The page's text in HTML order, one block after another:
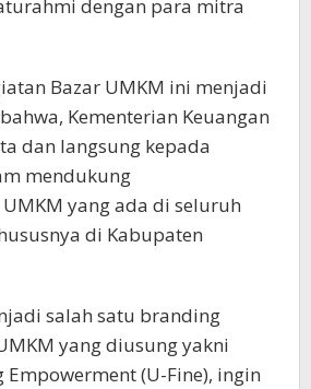
dengan para mitra
Bazar UMKM ini menjadi
Kementerian Keuangan
dan langsung kepada
mendukung
yang ada di seluruh
di Kabupaten
salah satu branding
yang diusung yakni
Empowerment (U-Fine), ingin